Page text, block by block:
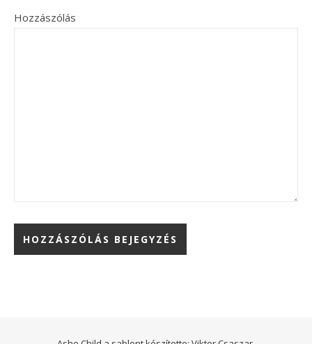
Hozzászólás